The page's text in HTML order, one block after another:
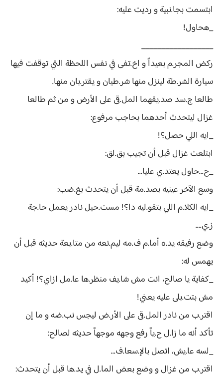
ابتسمت بجا.نبية و رديت عليه:
_هحاول!
__________________
ركض المجر.م بعيداً و اخ.تفى في نفس اللحظة التي توقفت فيها
سيارة الشر.طة لينزل منها شر.طيان و يقتر.بان منها.
طالعا ج.سد صد.يقهما المل.قى على الأرض و من ثم طالعا
غزال ليتحدث أحدهما بحاجب مرفوع:
_ايه اللي حصل؟!
ابتلعت غزال قبل أن تجيب بق.لق:
_ح...حاول يعتد.ي عليا...
وسع الآخر عينيه بصد.مة قبل أن يتحدث بغ.ضب:
_ايه الكلا.م اللي بتقو.ليه دا؟! مست.حيل نادر يعمل حا.جة
ز.ي....
وضع رفيقه يد.ه أما.م ف.مه ليم.نعه من متا.بعة حديثه قبل أن
يهمس له:
_كفاية يا صالح، انت مش شا.يف منظر.ها عا.مل ازاي؟! أكيد
مش بتت.بلى عليه يعني!
اقتر.ب من نادر المل.قى على الأر.ض ليجس نب.ضه و ما إن
تأكد أنه ما زا.ل ح.ياً رفع وجهه موجهاً حديثه لصالح:
_لسه عا.يش، اتصل بالإ.سعا.ف...
اقتر.ب من غزال و وضع بعض الما.ل في يد.ها قبل أن يتحدث: